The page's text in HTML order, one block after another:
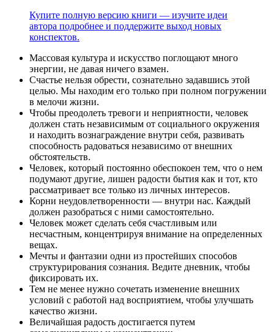
Купите полную версию книги — изучите идеи
автора подробнее и поддержите выход новых
конспектов.
Массовая культура и искусство поглощают много
энергии, не давая ничего взамен.
Счастье нельзя обрести, сознательно задавшись этой
целью. Мы находим его только при полном погружении
в мелочи жизни.
Чтобы преодолеть тревоги и неприятности, человек
должен стать независимым от социального окружения
и находить вознаграждение внутри себя, развивать
способность радоваться независимо от внешних
обстоятельств.
Человек, который постоянно обеспокоен тем, что о нем
подумают другие, лишен радости бытия как и тот, кто
рассматривает все только из личных интересов.
Корни неудовлетворенности — внутри нас. Каждый
должен разобраться с ними самостоятельно.
Человек может сделать себя счастливым или
несчастным, концентрируя внимание на определенных
вещах.
Мечты и фантазии одни из простейших способов
структурирования сознания. Ведите дневник, чтобы
фиксировать их.
Тем не менее нужно сочетать изменение внешних
условий с работой над восприятием, чтобы улучшать
качество жизни.
Величайшая радость достигается путем